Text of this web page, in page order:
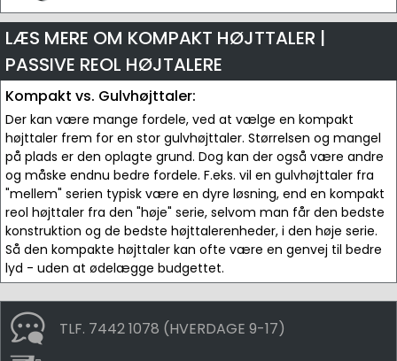
LÆS MERE OM KOMPAKT HØJTTALER |
PASSIVE REOL HØJTALERE
Kompakt vs. Gulvhøjttaler:
Der kan være mange fordele, ved at vælge en kompakt
højttaler frem for en stor gulvhøjttaler. Størrelsen og mangel
på plads er den oplagte grund. Dog kan der også være andre
og måske endnu bedre fordele. F.eks. vil en gulvhøjttaler fra
"mellem" serien typisk være en dyre løsning, end en kompakt
reol højttaler fra den "høje" serie, selvom man får den bedste
konstruktion og de bedste højttalerenheder, i den høje serie.
Så den kompakte højttaler kan ofte være en genvej til bedre
lyd - uden at ødelægge budgettet.
TLF. 7442 1078 (HVERDAGE 9-17)